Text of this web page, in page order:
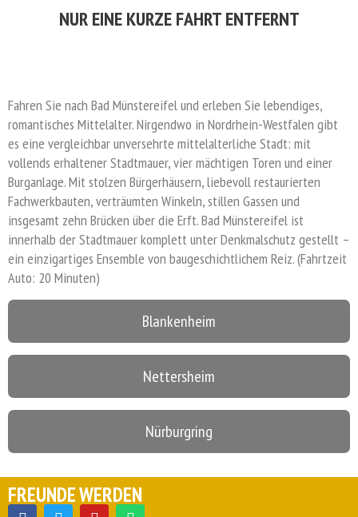
NUR EINE KURZE FAHRT ENTFERNT
Blankenheim
Nettersheim
Nürburgring
Fahren Sie nach Bad Münstereifel und erleben Sie lebendiges,
romantisches Mittelalter. Nirgendwo in Nordrhein-Westfalen gibt
es eine vergleichbar unversehrte mittelalterliche Stadt: mit
vollends erhaltener Stadtmauer, vier mächtigen Toren und einer
Burganlage. Mit stolzen Bürgerhäusern, liebevoll restaurierten
Fachwerkbauten, verträumten Winkeln, stillen Gassen und
insgesamt zehn Brücken über die Erft. Bad Münstereifel ist
innerhalb der Stadtmauer komplett unter Denkmalschutz gestellt –
ein einzigartiges Ensemble von baugeschichtlichem Reiz. (Fahrtzeit
Auto: 20 Minuten)
FREUNDE WERDEN